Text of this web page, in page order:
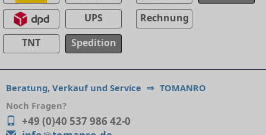
UPS
TNT
Spedition
Rechnung
Beratung, Verkauf und Service ⇒ TOMANRO
Noch Fragen?
+49 (0)40 537 986 42-0